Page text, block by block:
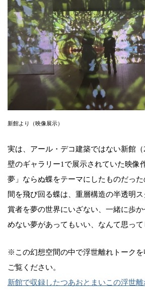
新館より（映像展示）
実は、アール・デコ建築ではない新館
壁のギャラリー1で展示されていた映像
夢」ならぬ蝶をテーマにしたものだっ
間を飛び回る蝶は、重層構造の半透明
賞者を夢の世界にいざない、一緒に歩
めない夢があってもいい、なんて思って
※この幻想空間の中で浮世離れトーク
ご覧ください。
新館で収録したつあおとまいこの浮世離